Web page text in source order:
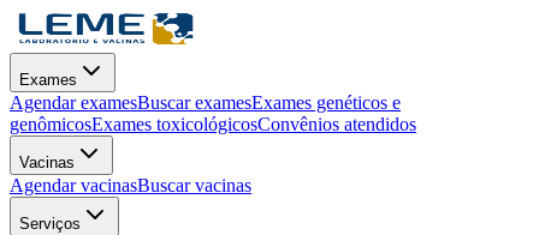
Exames
Agendar examesBuscar examesExames genéticos e
genômicosExames toxicológicosConvênios atendidos
Vacinas
Agendar vacinasBuscar vacinas
Serviços